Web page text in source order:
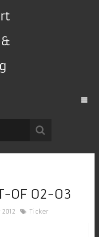
OF 02-03
Ticker